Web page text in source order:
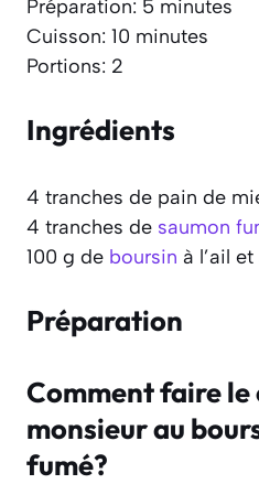
Préparation: 5 minutes
Cuisson: 10 minutes
Portions: 2
Ingrédients
4 tranches de pain de
4 tranches de saumon
100 g de boursin à l’ail
Préparation
Comment faire
monsieur au
fumé?